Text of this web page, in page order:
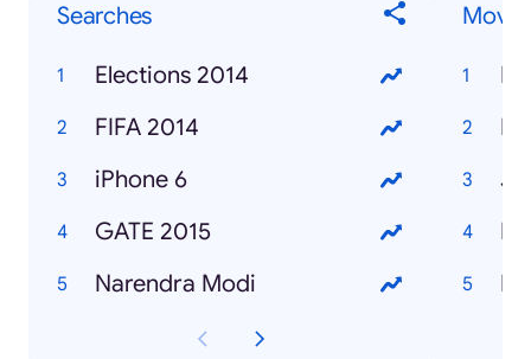
Searches
Elections 2014
FIFA 2014
iPhone 6
GATE 2015
Narendra Modi